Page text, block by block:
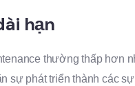
hạn
thường thấp hơn
sự phát triển thành các